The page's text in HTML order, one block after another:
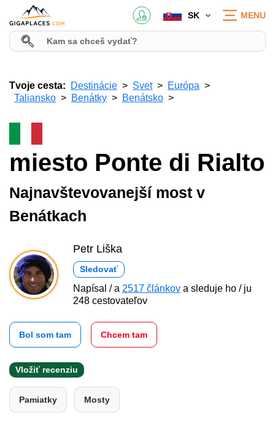
SK MENU
Tvoje cesta: Destinácie Svet
Európa
Taliansko
Benátky Benátsko
miesto Ponte di Rialto
Najnavštevovanejší most v
Benátkach
Petr Liška
Sledovať
Napísal / a 2517 článkov a sleduje ho / ju
248 cestovateľov
Bol som tam Chcem tam
Vložiť recenziu
Pamiatky Mosty